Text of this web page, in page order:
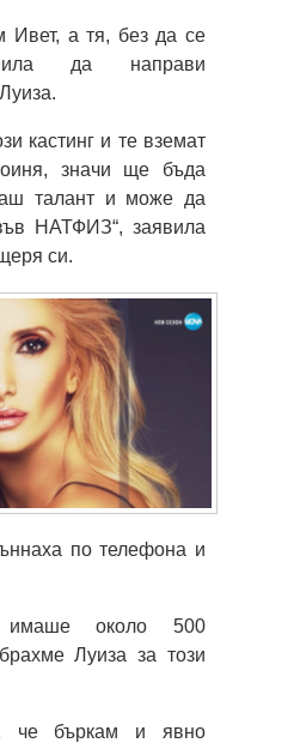
Ивет, а тя, без да се
да направи
кастинг и те вземат
значи ще бъда
талант и може да
НАТФИЗ“, заявила
си.
по телефона и
имаше около 500
Луиза за този
че бъркам и явно